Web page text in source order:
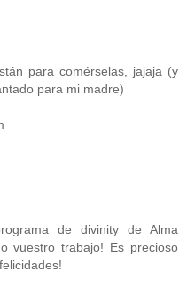
para comérselas, jajaja (y
para mi madre)
de divinity de Alma
vuestro trabajo! Es precioso